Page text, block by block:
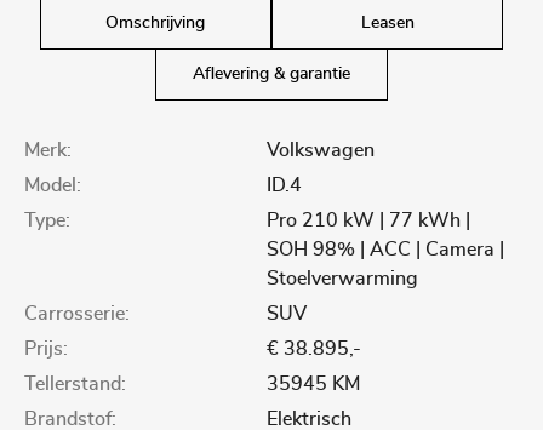
Omschrijving Leasen
Aflevering & garantie
Merk:
Volkswagen
Model:
ID.4
Type:
Pro 210 kW | 77 kWh |
SOH 98% | ACC | Camera |
Stoelverwarming
Carrosserie:
SUV
Prijs:
€ 38.895,-
Tellerstand:
35945 KM
Brandstof:
Elektrisch